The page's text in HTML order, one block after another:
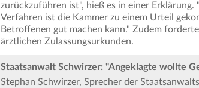
zurückzuführen ist", hieß es in einer
Verfahren ist die Kammer zu einem Urteil
Betroffenen gut machen kann." Zudem
ärztlichen Zulassungsurkunden.
Staatsanwalt Schwirzer: "Angeklagte wollte
Stephan Schwirzer, Sprecher der